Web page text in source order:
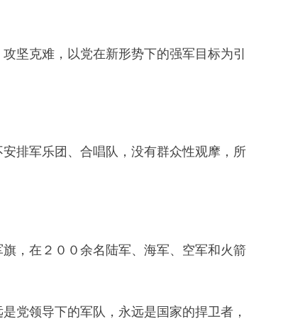
坚克难，以党在新形势下的强军目标为引
排军乐团、合唱队，没有群众性观摩，所
，在２００余名陆军、海军、空军和火箭
领导下的军队，永远是国家的捍卫者，